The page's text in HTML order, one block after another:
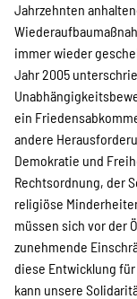
Jahrzehnten
immer wieder
Jahr 2005
ein
andere
Demokratie und
Rechtsordnung, der
religiöse
müssen sich vor der
zunehmende
diese Entwicklung
kann unsere